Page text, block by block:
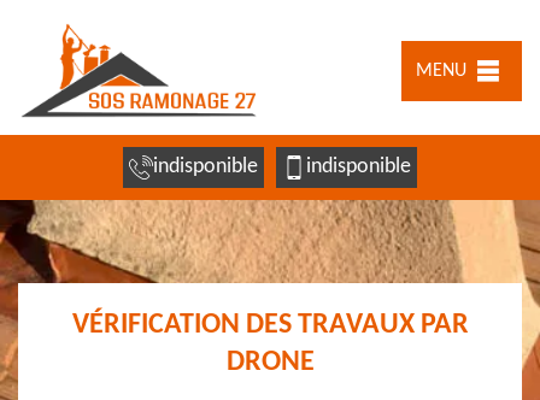
MENU
indisponible indisponible
VÉRIFICATION DES TRAVAUX PAR
DRONE